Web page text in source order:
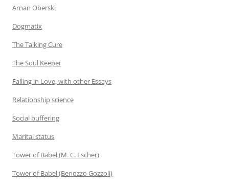
Arnan Oberski
Dogmatix
The Talking Cure
The Soul Keeper
Falling in Love, with other Essays
Relationship science
Social buffering
Marital status
Tower of Babel (M. C. Escher)
Tower of Babel (Benozzo Gozzoli)